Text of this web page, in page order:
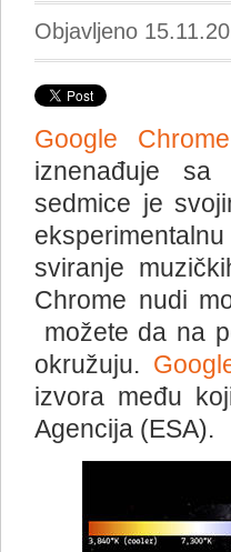
Objavljeno
Google Chrome
iznenađuje sa
sedmice je
sviranje
Chrome nudi
možete da na
okružuju.
izvora među
Agencija (ESA).